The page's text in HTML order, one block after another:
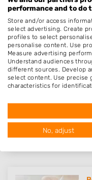
performance and to do
Store and/or access
select advertising. Create
profiles to select
personalise content. Use
Measure advertising
Understand audiences
different sources. Develop
select content. Use precise
characteristics for
USA.
Your consent and the
View Partner List (1017
We use your data for the
IAB processing purposes:
No, adjust